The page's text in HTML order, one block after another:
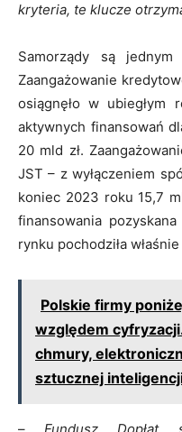
kryteria, te klucze
Samorządy są
Zaangażowanie
osiągnęło w ubiegłym
aktywnych finansowań
20 mld zł.
JST – z wyłączeniem
koniec 2023 roku 15,7
finansowania
rynku pochodziła właśnie
Polskie firmy
względem
chmury,
sztucznej